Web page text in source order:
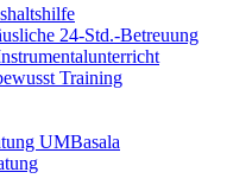
24-Std.-Betreuung
Training
UMBasala